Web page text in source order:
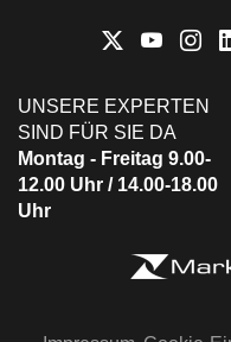
UNSERE EXPERTEN
SIND FÜR SIE DA
Montag - Freitag 9.00-
12.00 Uhr / 14.00-18.00
Uhr